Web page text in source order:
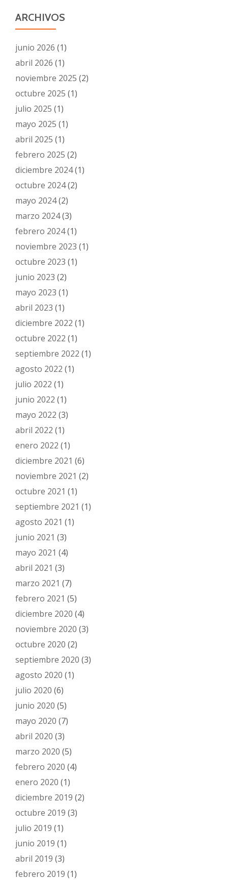
ARCHIVOS
junio 2026 (1)
abril 2026 (1)
noviembre 2025 (2)
octubre 2025 (1)
julio 2025 (1)
mayo 2025 (1)
abril 2025 (1)
febrero 2025 (2)
diciembre 2024(1)
octubre 2024(2)
mayo 2024(2)
marzo 2024(3)
febrero 2024(1)
noviembre 2023 (1)
octubre 2023 (1)
junio 2023 (2)
mayo 2023 (1)
abril 2023 (1)
diciembre 2022 (1)
octubre 2022 (1)
septiembre 2022 (1)
agosto 2022 (1)
julio 2022 (1)
junio 2022 (1)
mayo 2022 (3)
abril 2022 (1)
enero 2022 (1)
diciembre 2021 (6)
noviembre 2021 (2)
octubre 2021 (1)
septiembre 2021 (1)
agosto 2021 (1)
junio 2021 (3)
mayo 2021 (4)
abril 2021 (3)
marzo 2021 (7)
febrero 2021 (5)
diciembre 2020 (4)
noviembre 2020 (3)
octubre 2020 (2)
septiembre 2020 (3)
agosto 2020 (1)
julio 2020 (6)
junio 2020 (5)
mayo 2020 (7)
abril 2020 (3)
marzo 2020 (5)
febrero 2020 (4)
enero 2020 (1)
diciembre 2019 (2)
octubre 2019 (3)
julio 2019 (1)
junio 2019 (1)
abril 2019 (3)
febrero 2019 (1)